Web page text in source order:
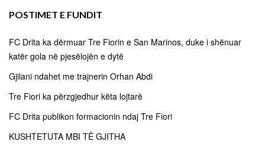
POSTIMET E FUNDIT
FC Drita ka dërmuar Tre Fiorin e San Marinos, duke i shënuar
katër gola në pjesëlojën e dytë
Gjilani ndahet me trajnerin Orhan Abdi
Tre Fiori ka përzgjedhur këta lojtarë
FC Drita publikon formacionin ndaj Tre Fiori
KUSHTETUTA MBI TË GJITHA